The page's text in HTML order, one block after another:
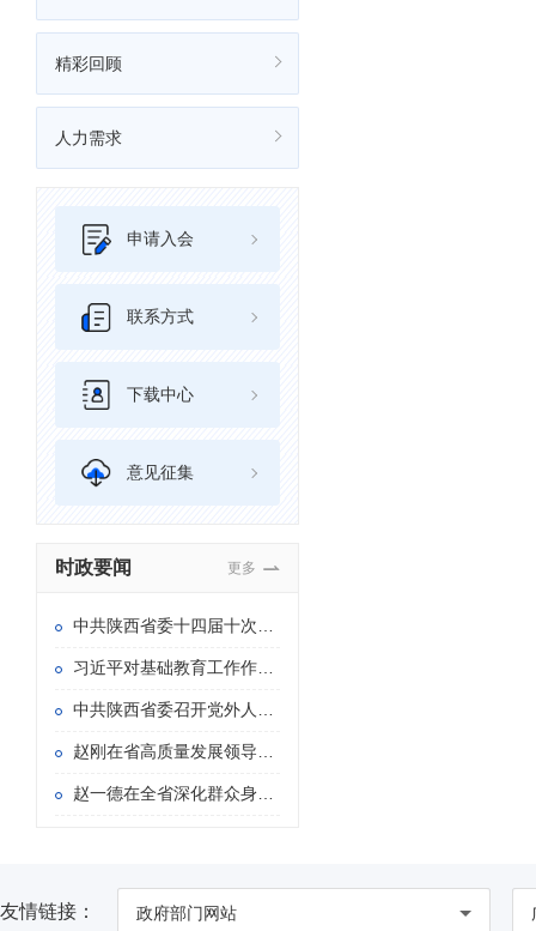
精彩回顾
人力需求
申请入会
联系方式
下载中心
意见征集
时政要闻 更多
友情链接： 政府部门网站